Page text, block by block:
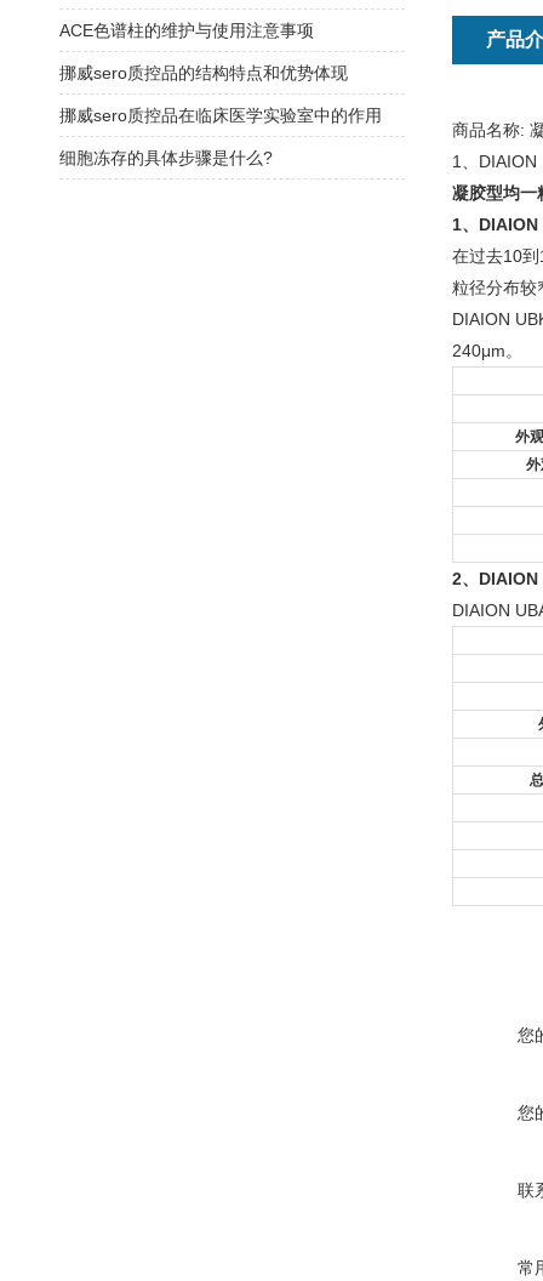
产品
商品名称:
1、DIAION
凝胶型均一
1、
在过去10
粒径分布较
DIAION
240μm。
外
外
2、DIAION
DIAION
您
您
联
常
ACE色谱柱的维护与使用注意事项
挪威sero质控品的结构特点和优势体现
挪威sero质控品在临床医学实验室中的作用
细胞冻存的具体步骤是什么?